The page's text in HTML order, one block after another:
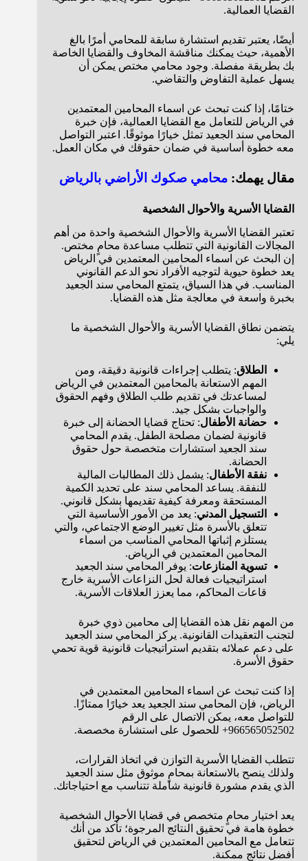
القضايا العمالية.
أيضًا، يعتبر تقديم استشارة سابقة للمحامي أمرًا بالغ
الأهمية، حيث يمكنك مناقشة المخاوف والقضايا الخاصة
بك بطريقة مفصلة. وجود محامي مختص يمكن أن
يسهل عملية التفاوض والتقاضي.
ختامًا، إذا كنت تبحث عن اسماء المحامين المعتمدين
في الرياض للتعامل مع القضايا العمالية، فإن خبرة
المحامي سند الجعيد تمثل خيارًا موثوقًا. اعتبر التواصل
معه خطوة أساسية في ضمان حقوقك في مكان العمل.
مقال يهمك: محامي صكوك الأراضي بالرياض
القضايا الأسرية والأحوال الشخصية
تعتبر القضايا الأسرية والأحوال الشخصية واحدة من أهم
المجالات القانونية التي تتطلب مساعدة محامٍ مختص.
إن البحث عن اسماء المحامين المعتمدين في الرياض
يعد خطوة حيوية لتوجيه الأفراد نحو الدعم القانوني
المناسب. في هذا السياق، يتمتع المحامي سند الجعيد
بخبرة واسعة في معالجة مثل هذه القضايا.
يتضمن نطاق القضايا الأسرية والأحوال الشخصية ما
يلي:
الطلاق: يتطلب إجراءات قانونية دقيقة، ومن
المهم الاستعانة بالمحامين المعتمدين في الرياض
لمساعدتك في تقديم طلب الطلاق وفهم الحقوق
والواجبات بشكل جيد.
حضانة الأطفال: تحتاج قضايا الحضانة إلى خبرة
قانونية لضمان مصلحة الطفل. يقدم المحامي
سند الجعيد استشارات متخصصة حول حقوق
الحضانة.
نفقة الأطفال: يشمل ذلك المطالبات المالية
للنفقة. يساعد المحامي سند على تحديد الكمية
المستحقة ومعرفة كيفية تقديمها بشكل قانوني.
التسجيل المدني: يعد من الأمور الأساسية التي
تتعلق بالأسرة مثل تغيير الوضع الاجتماعي، والتي
يستلزم إثباتها المحامي المناسب من اسماء
المحامين المعتمدين في الرياض.
تسوية المنازعات: يوفر المحامي سند الجعيد
استراتيجيات فعالة لحل النزاعات الأسرية خارج
قاعات المحاكم، مما يعزز العلاقات الأسرية.
من المهم نقل هذه القضايا إلى محامين ذوي خبرة
لتجنب التعقيدات القانونية. يركز المحامي سند الجعيد
على دعم عملائه بتقديم استراتيجيات قانونية قوية تحمي
حقوق الأسرة.
إذا كنت تبحث عن اسماء المحامين المعتمدين في
الرياض، فإن المحامي سند الجعيد يعد خيارًا ممتازًا.
للتواصل معه، يمكن الاتصال على الرقم
966565052502+ للحصول على استشارة مخصصة.
تتطلب القضايا الأسرية التوازن في اتخاذ القرارات،
ولذلك ينصح بالاستعانة بمحامٍ موثوق مثل سند الجعيد
الذي يقدم مشورة قانونية شاملة تتناسب مع احتياجاتك.
يعد اختيار محامٍ متخصص في قضايا الأحوال الشخصية
خطوة هامة في تحقيق النتائج المرجوة؛ تأكد من أنك
تتعامل مع المحامين المعتمدين في الرياض لتحقيق
أفضل نتائج ممكنة.